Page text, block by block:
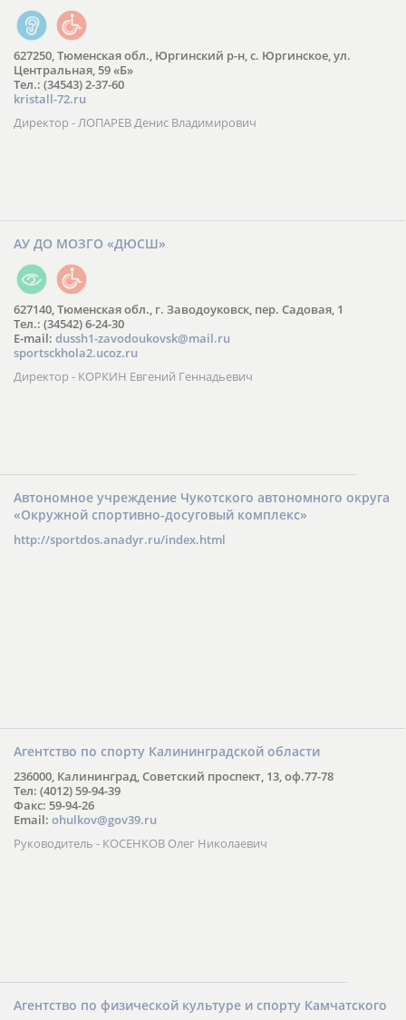
627250, Тюменская обл., Юргинский р-н, с. Юргинское, ул.
Центральная, 59 «Б»
Тел.: (34543) 2-37-60
kristall-72.ru
Директор - ЛОПАРЕВ Денис Владимирович
АУ ДО МОЗГО «ДЮСШ»
627140, Тюменская обл., г. Заводоуковск, пер. Садовая, 1
Тел.: (34542) 6-24-30
​E-mail: dussh1-zavodoukovsk@mail.ru
sportsckhola2.ucoz.ru
Директор - КОРКИН Евгений Геннадьевич
Автономное учреждение Чукотского автономного округа
«Окружной спортивно-досуговый комплекс»
http://sportdos.anadyr.ru/index.html
Агентство по спорту Калининградской области
236000, Калининград, Советский проспект, 13, оф.77-78
Тел: (4012) 59-94-39
Факс: 59-94-26
Email: ohulkov@gov39.ru
Руководитель - КОСЕНКОВ Олег Николаевич
Агентство по физической культуре и спорту Камчатского